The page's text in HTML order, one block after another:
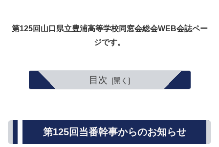
第125回山口県立豊浦高等学校同窓会総会WEB会誌ペー
ジです。
目次
第125回当番幹事からのお知らせ